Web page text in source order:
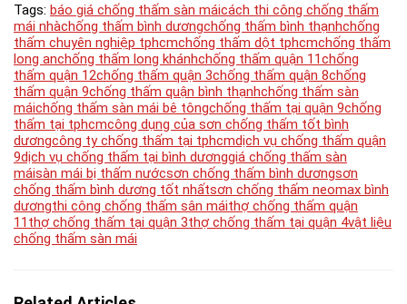
Tags: báo giá chống thấm sàn máicách thi công chống thấm
mái nhàchống thấm bình dươngchống thấm bình thạnhchống
thấm chuyên nghiệp tphcmchống thấm dột tphcmchống thấm
long anchống thấm long khánhchống thấm quận 11chống
thấm quận 12chống thấm quận 3chống thấm quận 8chống
thấm quận 9chống thấm quận bình thạnhchống thấm sàn
máichống thấm sàn mái bê tôngchống thấm tại quận 9chống
thấm tại tphcmcông dụng của sơn chống thấm tốt bình
dươngcông ty chống thấm tại tphcmdịch vụ chống thấm quận
9dịch vụ chống thấm tại bình dươnggiá chống thấm sàn
máisàn mái bị thấm nướcsơn chống thấm bình dươngsơn
chống thấm bình dương tốt nhấtsơn chống thấm neomax bình
dươngthi công chống thấm sân máithợ chống thấm quận
11 thợ chống thấm tại quận 3thợ chống thấm tại quận 4vật liệu
chống thấm sàn mái